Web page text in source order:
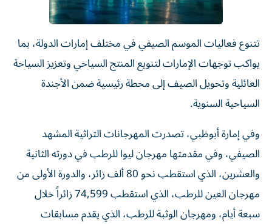
تتنوع فعاليات الموسم الصيفي في مختلف إمارات الدولة، بما
يواكب توجهات الإمارات لتنويع المنتج السياحي وتعزيز السياحة
العائلية وتحويل الصيف إلى محطة رئيسية ضمن الأجندة
السياحية السنوية.
وفي إمارة أبوظبي، تصدرت المهرجانات التراثية المشهد
الصيفي، وفي مقدمتها مهرجان ليوا للرطب في دورته الثانية
والعشرين، الذي استقطب نحو 80 ألف زائر، والدورة الأولى من
مهرجان العين للرطب، الذي استقطب 74,599 زائراً خلال
سبعة أيام، ومهرجان الوثبة للرطب، الذي يقدم مسابقات